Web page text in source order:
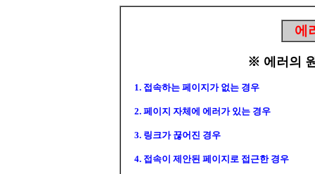
에
※ 에러의
1. 접속하는 페이지가 없는 경우
2. 페이지 자체에 에러가 있는 경우
3. 링크가 끊어진 경우
4. 접속이 제안된 페이지로 접근한 경우